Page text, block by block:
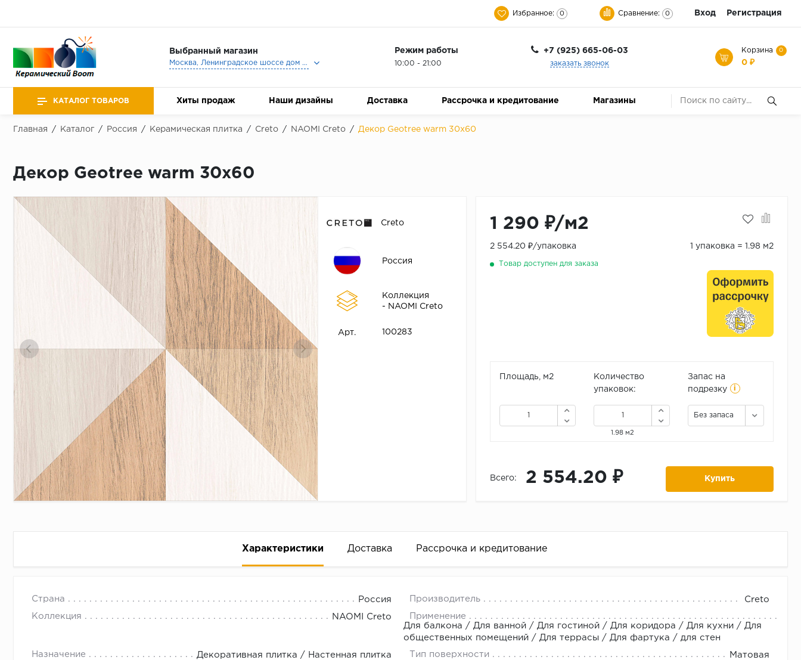
Избранное: 0 Сравнение: 0 Вход Регистрация
Выбранный магазин
Москва, Ленинградское шоссе дом 25, Торговый Центр Family Room, 2-ой этаж, Магазин Керамический Бум.
Режим работы
10:00 - 21:00
+7 (925) 665-06-03
заказать звонок
Корзина 0
0 ₽
КАТАЛОГ ТОВАРОВ Хиты продаж Наши дизайны Доставка Рассрочка и кредитование Магазины
Главная / Каталог / Россия / Керамическая плитка / Creto / NAOMI Creto / Декор Geotree warm 30х60
Декор Geotree warm 30х60
Creto
Россия
Коллекция
- NAOMI Creto
Арт. 100283
1 290 ₽/м2
2 554.20 ₽/упаковка 1 упаковка = 1.98 м2
Товар доступен для заказа
Площадь, м2
Количество
упаковок:
1.98 м2
Запас на
подрезку
i
Без запаса
Всего: 2 554.20 ₽ Купить
Характеристики Доставка Рассрочка и кредитование
Страна Россия Производитель Creto
Коллекция NAOMI Creto
Применение
Для балкона / Для ванной / Для гостиной / Для коридора / Для кухни / Для
общественных помещений / Для террасы / Для фартука / для стен
Назначение Декоративная плитка / Настенная плитка Тип поверхности Матовая